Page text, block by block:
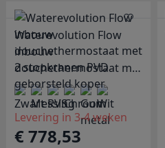
Waterevolution Flow
inbouw
douchethermostaat met
2 stopkranen PVD
geborsteld koper
Levering in 3-4 weken
€ 778,53